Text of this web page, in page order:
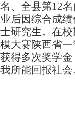
名、全县第12
业后因综合成
士研究生。在
模大赛陕西省
获得多次奖学
我所能回报社会